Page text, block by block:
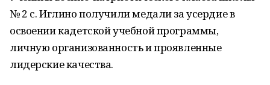
№ 2 с. Иглино получили медали за усердие в
освоении кадетской учебной программы,
личную организованность и проявленные
лидерские качества.